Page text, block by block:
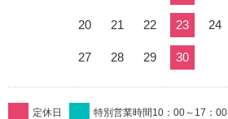
20 21 22 23 24
27 28 29 30
定休日 特別営業時間10：00～17：00